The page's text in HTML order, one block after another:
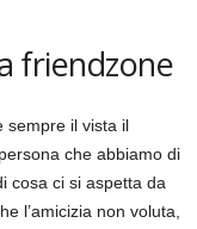
friendzone
sempre il vista il
che abbiamo di
cosa ci si aspetta da
l’amicizia non voluta,